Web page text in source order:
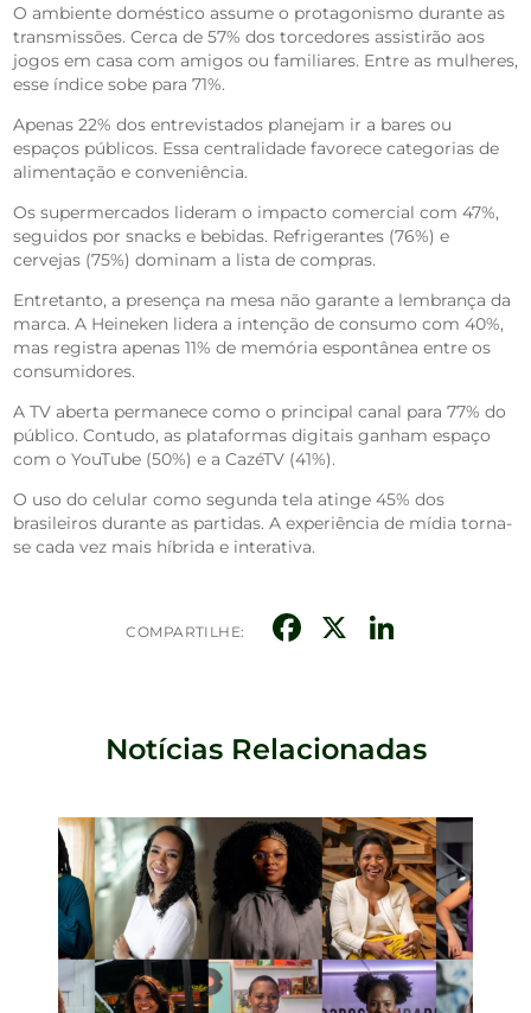
O ambiente doméstico assume o protagonismo durante as
transmissões. Cerca de 57% dos torcedores assistirão aos
jogos em casa com amigos ou familiares. Entre as mulheres,
esse índice sobe para 71%.
Apenas 22% dos entrevistados planejam ir a bares ou
espaços públicos. Essa centralidade favorece categorias de
alimentação e conveniência.
Os supermercados lideram o impacto comercial com 47%,
seguidos por snacks e bebidas. Refrigerantes (76%) e
cervejas (75%) dominam a lista de compras.
Entretanto, a presença na mesa não garante a lembrança da
marca. A Heineken lidera a intenção de consumo com 40%,
mas registra apenas 11% de memória espontânea entre os
consumidores.
A TV aberta permanece como o principal canal para 77% do
público. Contudo, as plataformas digitais ganham espaço
com o YouTube (50%) e a CazéTV (41%).
O uso do celular como segunda tela atinge 45% dos
brasileiros durante as partidas. A experiência de mídia torna-
se cada vez mais híbrida e interativa.
COMPARTILHE: Facebook
X
Notícias Relacionadas